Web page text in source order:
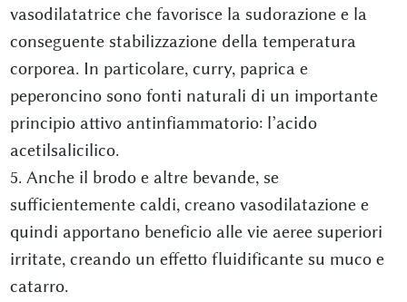
vasodilatatrice che favorisce la sudorazione e la
conseguente stabilizzazione della temperatura
corporea. In particolare, curry, paprica e
peperoncino sono fonti naturali di un importante
principio attivo antinfiammatorio: l’acido
acetilsalicilico.
5. Anche il brodo e altre bevande, se
sufficientemente caldi, creano vasodilatazione e
quindi apportano beneficio alle vie aeree superiori
irritate, creando un effetto fluidificante su muco e
catarro.